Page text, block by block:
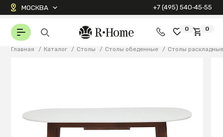
МОСКВА +7 (495) 540‑45‑55
0 0
Главная / Каталог / Столы / Столы обеденные / Столы